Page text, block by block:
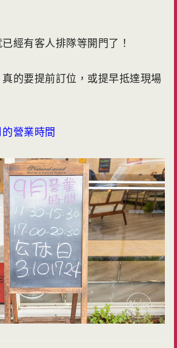
經有客人排隊等開門了！
的要提前訂位，或提早抵達現場
營業時間